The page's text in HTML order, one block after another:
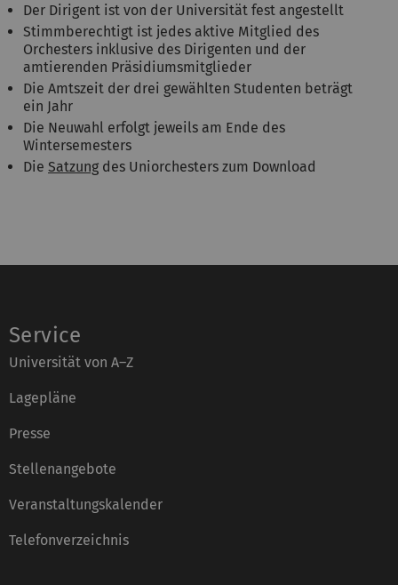
Der Dirigent ist von der Universität fest angestellt
Stimmberechtigt ist jedes aktive Mitglied des
Orchesters inklusive des Dirigenten und der
amtierenden Präsidiumsmitglieder
Die Amtszeit der drei gewählten Studenten beträgt
ein Jahr
Die Neuwahl erfolgt jeweils am Ende des
Wintersemesters
Die Satzung des Uniorchesters zum Download
Service
Universität von A–Z
Lagepläne
Presse
Stellenangebote
Veranstaltungskalender
Telefonverzeichnis